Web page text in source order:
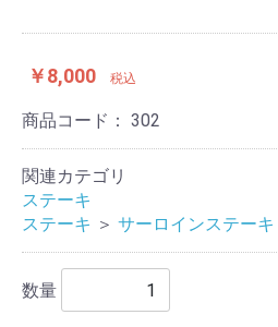
￥8,000 税込
商品コード： 302
関連カテゴリ
ステーキ
ステーキ ＞ サーロインステーキ
数量